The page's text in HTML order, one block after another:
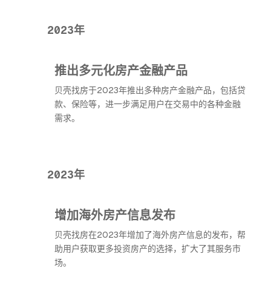
2023年
推出多元化房产金融产品
贝壳找房于2023年推出多种房产金融产品，包括贷
款、保险等，进一步满足用户在交易中的各种金融
需求。
2023年
增加海外房产信息发布
贝壳找房在2023年增加了海外房产信息的发布，帮
助用户获取更多投资房产的选择，扩大了其服务市
场。